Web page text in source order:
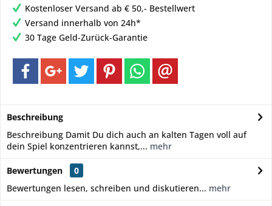
Kostenloser Versand ab € 50,- Bestellwert
Versand innerhalb von 24h*
30 Tage Geld-Zurück-Garantie
Beschreibung
Beschreibung Damit Du dich auch an kalten Tagen voll auf
dein Spiel konzentrieren kannst,... mehr
Bewertungen
0
Bewertungen lesen, schreiben und diskutieren... mehr